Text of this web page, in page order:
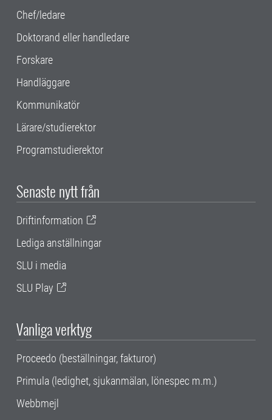
Chef/ledare
Doktorand eller handledare
Forskare
Handläggare
Kommunikatör
Lärare/studierektor
Programstudierektor
Senaste nytt från
Driftinformation
Lediga anställningar
SLU i media
SLU Play
Vanliga verktyg
Proceedo (beställningar, fakturor)
Primula (ledighet, sjukanmälan, lönespec m.m.)
Webbmejl